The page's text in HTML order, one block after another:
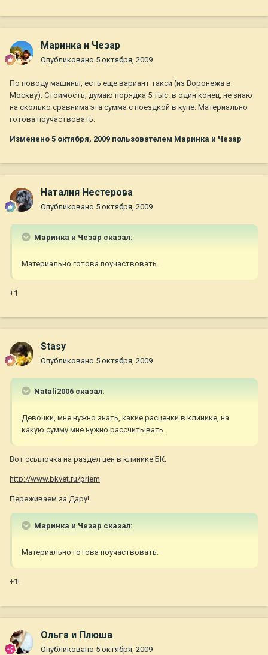
Маринка и Чезар
Опубликовано 5 октября, 2009
По поводу машины, есть еще вариант такси (из Воронежа в
Москву). Стоимость, думаю порядка 5 тыс. в один конец, не знаю
на сколько сравнима эта сумма с поездкой в купе. Материально
готова поучаствовать.
Изменено 5 октября, 2009 пользователем Маринка и Чезар
Наталия Нестерова
Опубликовано 5 октября, 2009
Маринка и Чезар сказал:
Материально готова поучаствовать.
+1
Stasy
Опубликовано 5 октября, 2009
Natali2006 сказал:
Девочки, мне нужно знать, какие расценки в клинике, на
какую сумму мне нужно рассчитывать.
Вот ссылочка на раздел цен в клинике БК.
http://www.bkvet.ru/priem
Переживаем за Дару!
Маринка и Чезар сказал:
Материально готова поучаствовать.
+1!
Ольга и Плюша
Опубликовано 5 октября, 2009